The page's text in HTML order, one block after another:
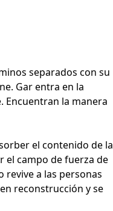
separados con su
Gar entra en la
Encuentran la manera
el contenido de la
el campo de fuerza de
revive a las personas
reconstrucción y se